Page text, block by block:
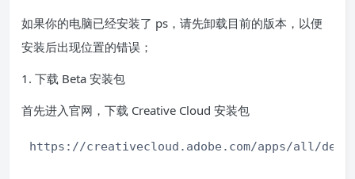
如果你的电脑已经安装了 ps，请先卸载目前的版本，以便
安装后出现位置的错误；
1. 下载 Beta 安装包
首先进入官网，下载 Creative Cloud 安装包
https://creativecloud.adobe.com/apps/all/